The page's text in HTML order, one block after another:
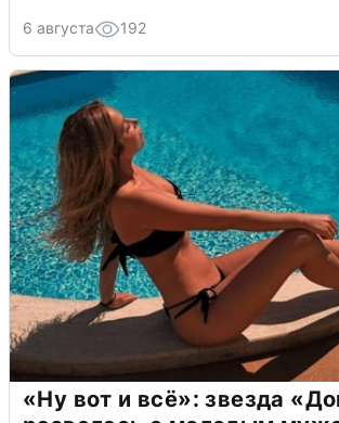
6 августа 192
«Ну вот и всё»: звезда